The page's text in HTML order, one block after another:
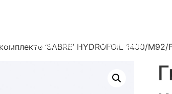
Аксессуары О Компании
‘SABRE’ HYDROFOIL 1400/M92/